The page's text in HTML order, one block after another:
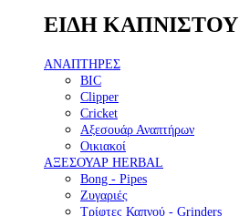
ΕΙΔΗ ΚΑΠΝΙΣΤΟΥ
ΑΝΑΠΤΗΡΕΣ
BIC
Clipper
Cricket
Αξεσουάρ Αναπτήρων
Οικιακοί
ΑΞΕΣΟΥΑΡ HERBAL
Bong - Pipes
Ζυγαριές
Τρίφτες Καπνού - Grinders